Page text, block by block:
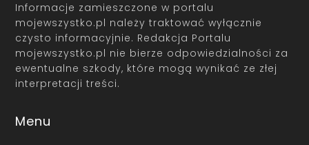
Informacje zamieszczone w portalu
mojewszystko.pl należy traktować wyłącznie
czysto informacyjnie. Redakcja Portalu
mojewszystko.pl nie bierze odpowiedzialności za
ewentualne szkody, które mogą wynikać ze złej
interpretacji treści.
Menu